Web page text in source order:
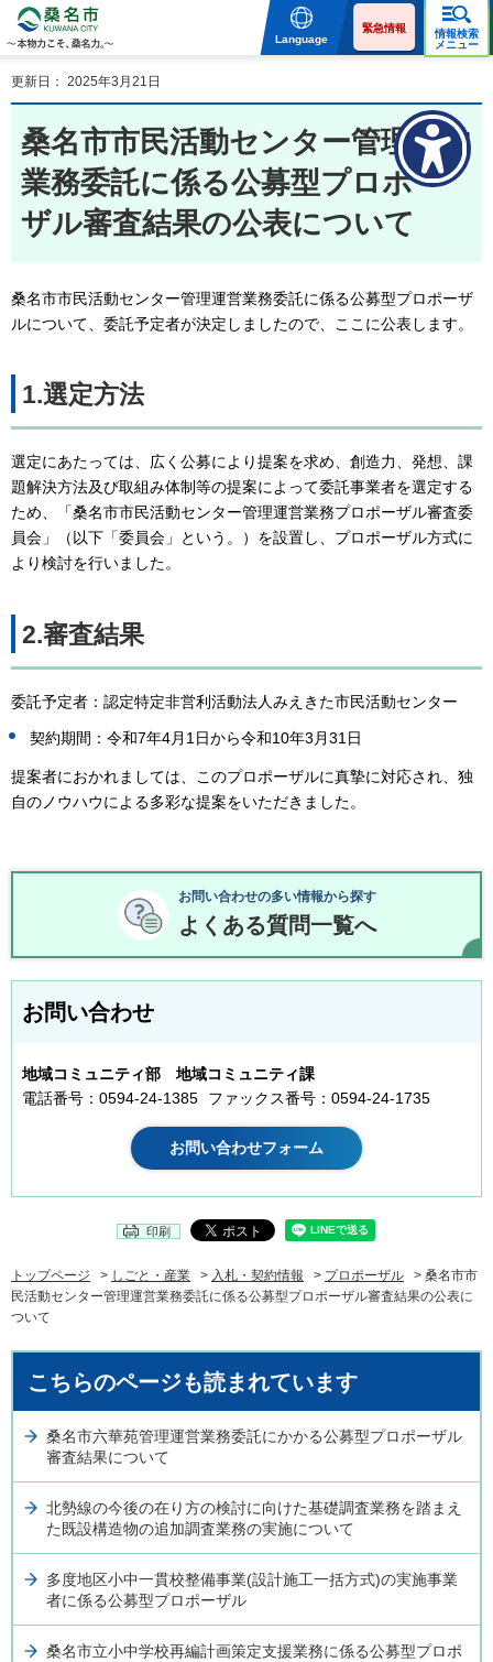
物力こそ、桑名力。
Language
緊急情報
情報検索
メニュー
更新日： 2025年3月21日
桑名市市民活動センター管理運営
業務委託に係る公募型プロポー
ザル審査結果の公表について
桑名市市民活動センター管理運営業務委託に係る公募型プロポーザ
ルについて、委託予定者が決定しましたので、ここに公表します。
1.選定方法
選定にあたっては、広く公募により提案を求め、創造力、発想、課
題解決方法及び取組み体制等の提案によって委託事業者を選定する
ため、「桑名市市民活動センター管理運営業務プロポーザル審査委
員会」（以下「委員会」という。）を設置し、プロポーザル方式に
より検討を行いました。
2.審査結果
委託予定者：認定特定非営利活動法人みえきた市民活動センター
契約期間：令和7年4月1日から令和10年3月31日
提案者におかれましては、このプロポーザルに真摯に対応され、独
自のノウハウによる多彩な提案をいただきました。
お問い合わせの多い情報から探す
よくある質問一覧へ
お問い合わせ
地域コミュニティ部 地域コミュニティ課
電話番号：0594-24-1385
ファックス番号：0594-24-1735
印刷
トップページ > しごと・産業 > 入札・契約情報 > プロポーザル
> 桑名市市
民活動センター管理運営業務委託に係る公募型プロポーザル審査結果の公表に
ついて
こちらのページも読まれています
桑名市六華苑管理運営業務委託にかかる公募型プロポーザル
審査結果について
北勢線の今後の在り方の検討に向けた基礎調査業務を踏まえ
た既設構造物の追加調査業務の実施について
多度地区小中一貫校整備事業(設計施工一括方式)の実施事業
者に係る公募型プロポーザル
桑名市立小中学校再編計画策定支援業務に係る公募型プロポ